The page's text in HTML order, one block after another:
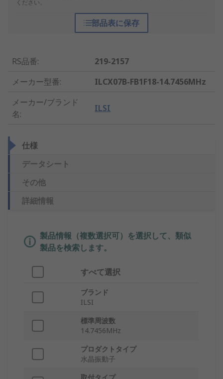
ください。
部品表に保存
RS品番:
219-2157
メーカー型番:
ILCX07B-FB1F18-14.7456MHz
メーカー/ブランド
名:
ILSI
仕様
データシート
その他
詳細情報
製品情報（複数選択可）を選択して、類似
製品を検索します。
すべて選択
ブランド
ILSI
標準周波数
14.7456MHz
プロダクトタイプ
水晶振動子